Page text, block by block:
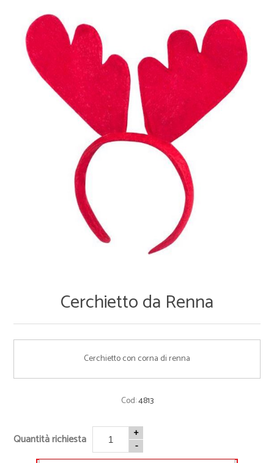
Cerchietto da Renna
Cerchietto con corna di renna
Cod:4813
Quantità richiesta
+
-